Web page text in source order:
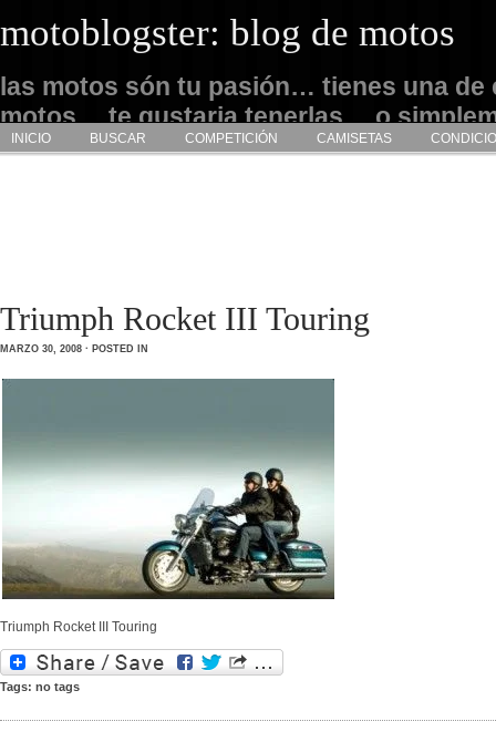
motoblogster: blog de motos
las motos són tu pasión… tienes una de
motos… te gustaria tenerlas… o
admirarlas… este es tu sitio
INICIO BUSCAR COMPETICIÓN CAMISETAS
Triumph Rocket III Touring
MARZO 30, 2008 · POSTED IN
Triumph Rocket III Touring
Tags: no tags